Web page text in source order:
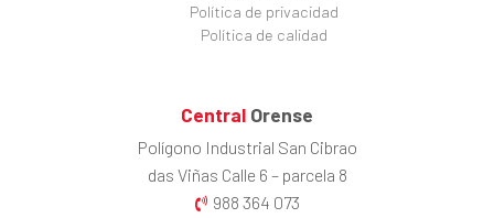
Política de privacidad
Política de calidad
Central Orense
Polígono Industrial San Cibrao
das Viñas Calle 6 – parcela 8
988 364 073